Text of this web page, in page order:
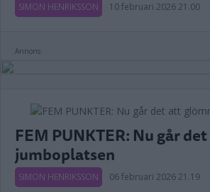
SIMON HENRIKSSON 10 februari 2026 21.00
Annons:
FEM PUNKTER: Nu går
jumboplatsen
SIMON HENRIKSSON 06 februari 2026 21.19